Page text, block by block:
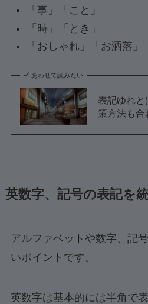
「事」「こと」
「時」「とき」
「おしゃれ」「お洒落」
あわせて読みたい
表記ゆれと
策方法も合
英数字、記号の表記を
アルファベットや数字、記
いポイントです。
英数字は基本的には半角で